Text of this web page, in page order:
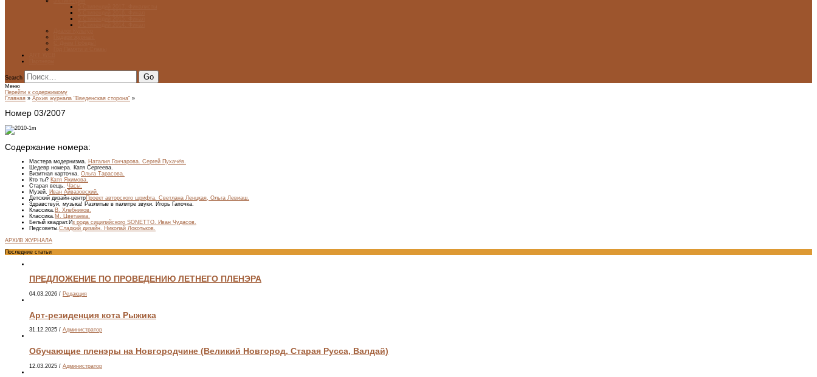
Search
Меню
Перейти к содержимому
Главная » Архив журнала "Введенская сторона" »
Номер 03/2007
Содержание номера:
Мастера модернизма. Наталия Гончарова. Сергей Пухачёв.
Шедевр номера. Катя Сергеева.
Визитная карточка. Ольга Тарасова.
Кто ты? Катя Якимова.
Старая вещь. Часы.
Музей. Иван Айвазовский.
Детский дизайн-центрПроект авторского шрифта. Светлана Ленцкая, Ольга Левиаш.
Здравствуй, музыка! Разлитые в палитре звуки. Игорь Гапочка.
Классика. В. Хлебников.
Классика. М. Цветаева.
Белый квадрат. Из рода сицилийского SONETTO. Иван Чудасов.
Педсоветы.Сладкий дизайн. Николай Локотьков.
АРХИВ ЖУРНАЛА
Последние статьи
ПРЕДЛОЖЕНИЕ ПО ПРОВЕДЕНИЮ ЛЕТНЕГО ПЛЕНЭРА
04.03.2026 / Редакция
Арт-резиденция кота Рыжика
31.12.2025 / Администратор
Обучающие пленэры на Новгородчине (Великий Новгород, Старая Русса, Валдай)
12.03.2025 / Администратор